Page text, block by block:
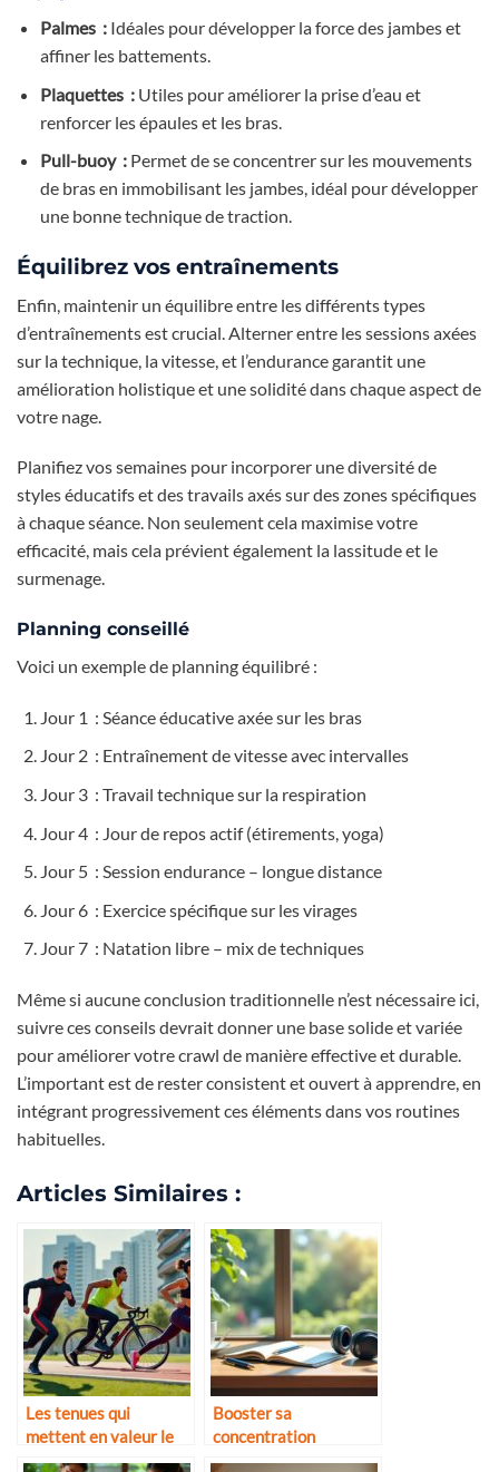
Palmes :Idéales pour développer la force des jambes et
affiner les battements.
Plaquettes :Utiles pour améliorer la prise d’eau et
renforcer les épaules et les bras.
Pull-buoy :Permet de se concentrer sur les mouvements
de bras en immobilisant les jambes, idéal pour développer
une bonne technique de traction.
Équilibrez vos entraînements
Enfin, maintenir un équilibre entre les différents types
d’entraînements est crucial. Alterner entre les sessions axées
sur la technique, la vitesse, et l’endurance garantit une
amélioration holistique et une solidité dans chaque aspect de
votre nage.
Planifiez vos semaines pour incorporer une diversité de
styles éducatifs et des travails axés sur des zones spécifiques
à chaque séance. Non seulement cela maximise votre
efficacité, mais cela prévient également la lassitude et le
surmenage.
Planning conseillé
Voici un exemple de planning équilibré :
Jour 1 : Séance éducative axée sur les bras
Jour 2 : Entraînement de vitesse avec intervalles
Jour 3 : Travail technique sur la respiration
Jour 4 : Jour de repos actif (étirements, yoga)
Jour 5 : Session endurance – longue distance
Jour 6 : Exercice spécifique sur les virages
Jour 7 : Natation libre – mix de techniques
Même si aucune conclusion traditionnelle n’est nécessaire ici,
suivre ces conseils devrait donner une base solide et variée
pour améliorer votre crawl de manière effective et durable.
L’important est de rester consistent et ouvert à apprendre, en
intégrant progressivement ces éléments dans vos routines
habituelles.
Articles Similaires :
Les tenues qui
mettent en valeur le
corps sportif
Booster sa
concentration
naturellement